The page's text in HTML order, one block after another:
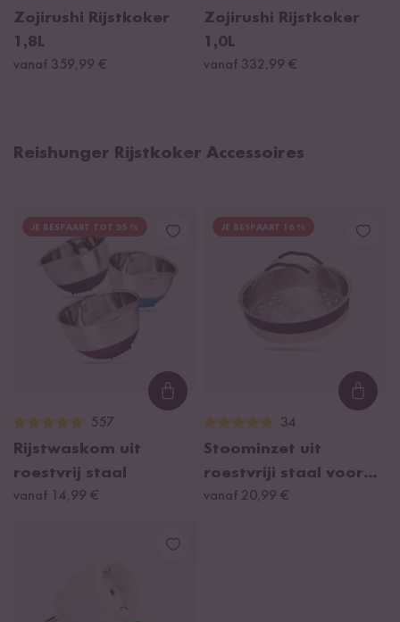
Zojirushi Rijstkoker
1,8L
vanaf 359,99 €
Zojirushi Rijstkoker
1,0L
vanaf 332,99 €
Reishunger Rijstkoker Accessoires
JE BESPAART TOT 25 %
Loading...
557
Rijstwaskom uit
roestvrij staal
vanaf 14,99 €
JE BESPAART 16 %
34
Stoominzet uit
roestvriji staal voor
Reishunger digitale
vanaf 20,99 €